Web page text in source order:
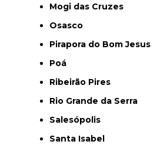
Mogi das Cruzes
Osasco
Pirapora do Bom Jesus
Poá
Ribeirão Pires
Rio Grande da Serra
Salesópolis
Santa Isabel